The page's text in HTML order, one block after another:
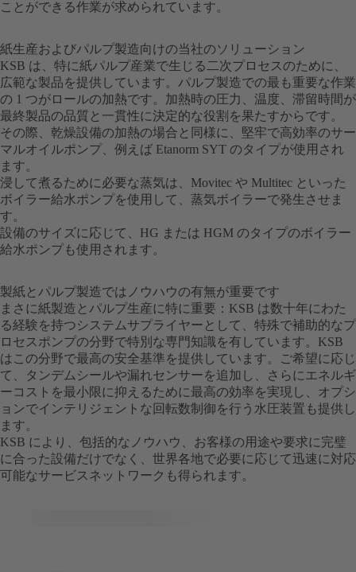
ことができる作業が求められています。
紙生産およびパルプ製造向けの当社のソリューション
KSB は、特に紙パルプ産業で生じる二次プロセスのために、
広範な製品を提供しています。パルプ製造での最も重要な作業
の 1 つがロールの加熱です。加熱時の圧力、温度、滞留時間が
最終製品の品質と一貫性に決定的な役割を果たすからです。
その際、乾燥設備の加熱の場合と同様に、堅牢で高効率のサー
マルオイルポンプ、例えば Etanorm SYT のタイプが使用され
ます。
浸して煮るために必要な蒸気は、Movitec や Multitec といった
ボイラー給水ポンプを使用して、蒸気ボイラーで発生させま
す。
設備のサイズに応じて、HG または HGM のタイプのボイラー
給水ポンプも使用されます。
製紙とパルプ製造ではノウハウの有無が重要です
まさに紙製造とパルプ生産に特に重要：KSB は数十年にわた
る経験を持つシステムサプライヤーとして、特殊で補助的なプ
ロセスポンプの分野で特別な専門知識を有しています。KSB
はこの分野で最高の安全基準を提供しています。ご希望に応じ
て、タンデムシールや漏れセンサーを追加し、さらにエネルギ
ーコストを最小限に抑えるために最高の効率を実現し、オプシ
ョンでインテリジェントな回転数制御を行う水圧装置も提供し
ます。
KSB により、包括的なノウハウ、お客様の用途や要求に完璧
に合った設備だけでなく、世界各地で必要に応じて迅速に対応
可能なサービスネットワークも得られます。